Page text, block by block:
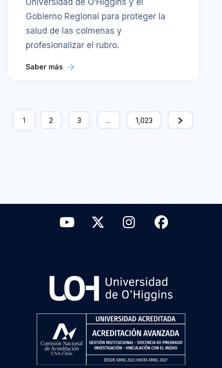
Gobierno Regional para proteger la
salud de las colmenas y
profesionalizar el rubro.
Saber más
1 2 3 … 1,023